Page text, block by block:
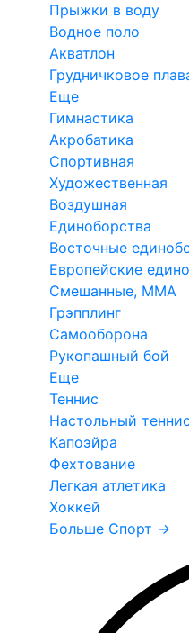
Прыжки в воду
Водное поло
Акватлон
Грудничковое
Еще
Гимнастика
Акробатика
Спортивная
Художественная
Воздушная
Единоборства
Восточные
Европейские
Смешанные, ММА
Грэпплинг
Самооборона
Рукопашный бой
Еще
Теннис
Настольный теннис
Капоэйра
Фехтование
Легкая атлетика
Хоккей
Больше Спорт →